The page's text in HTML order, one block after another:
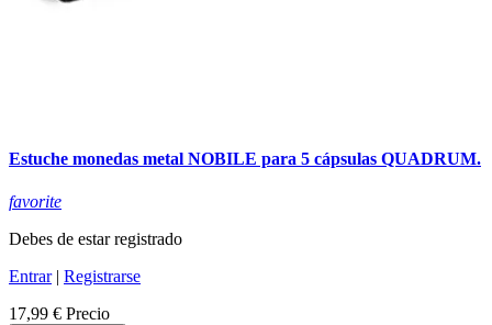
Estuche monedas metal NOBILE para 5 cápsulas QUADRUM.
favorite
Debes de estar registrado
Entrar| Registrarse
17,99 € Precio